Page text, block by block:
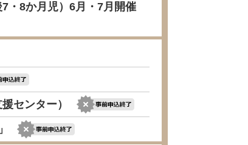
・8か月児）6月・7月開催
センター）